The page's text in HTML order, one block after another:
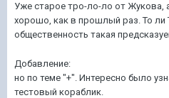
Уже старое тро-ло-ло от Жукова,
хорошо, как в прошлый раз. То ли
общественность такая
Добавление:
но по теме "+". Интересно было
тестовый кораблик.